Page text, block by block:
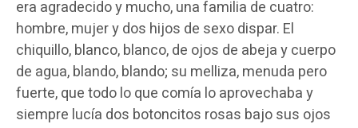
era agradecido y mucho, una familia de cuatro:
hombre, mujer y dos hijos de sexo dispar. El
chiquillo, blanco, blanco, de ojos de abeja y cuerpo
de agua, blando, blando; su melliza, menuda pero
fuerte, que todo lo que comía lo aprovechaba y
siempre lucía dos botoncitos rosas bajo sus ojos